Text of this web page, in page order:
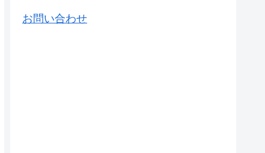
お問い合わせ